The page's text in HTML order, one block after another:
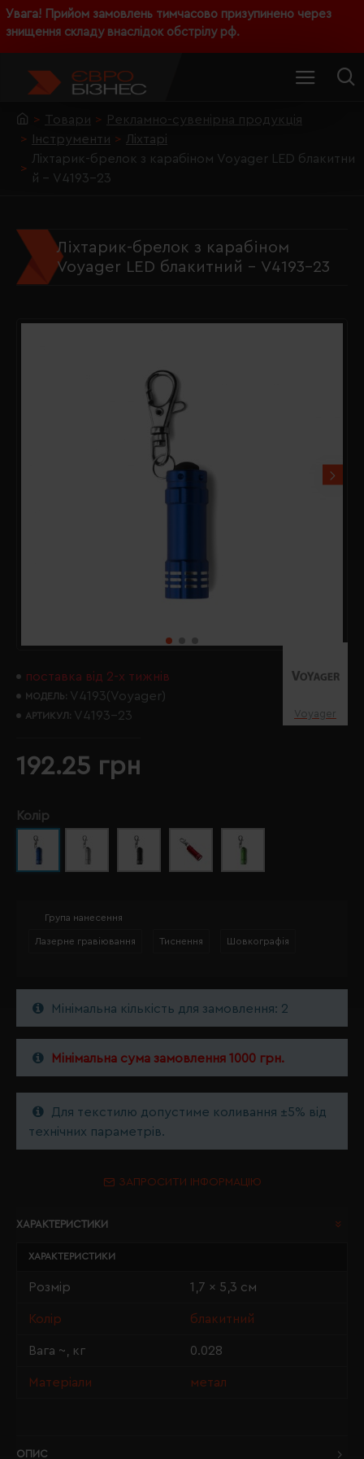
Увага! Прийом замовлень тимчасово призупинено через
знищення складу внаслідок обстрілу рф.
Товари
Рекламно-сувенірна продукція
Інструменти
Ліхтарі
Ліхтарик-брелок з карабіном Voyager LED блакитни
й - V4193-23
Ліхтарик-брелок з карабіном
Voyager LED блакитний - V4193-23
поставка від 2-х тижнів
МОДЕЛЬ: V4193(Voyager)
АРТИКУЛ: V4193-23 Voyager
192.25 грн
Колір
Група нанесення
Лазерне гравіювання Тиснення Шовкографія
Мінімальна кількість для замовлення: 2
Мінімальна сума замовлення 1000 грн.
Для текстилю допустиме коливання ±5% від
технічних параметрів.
ЗАПРОСИТИ ІНФОРМАЦІЮ
ХАРАКТЕРИСТИКИ
ХАРАКТЕРИСТИКИ
Розмір 1,7 x 5,3 см
Колір блакитний
Вага ~, кг 0.028
Матеріали метал
ОПИС